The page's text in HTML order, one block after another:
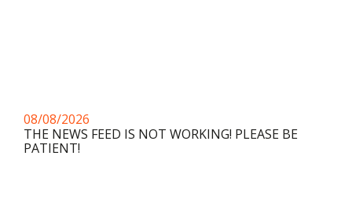
08/08/2026
THE NEWS FEED IS NOT WORKING! PLEASE BE
PATIENT!